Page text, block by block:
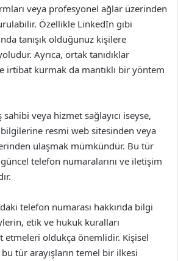
veya profesyonel ağlar üzerinden
Özellikle LinkedIn gibi
tanışık olduğunuz kişilere
Ayrıca, ortak tanıdıklar
irtibat kurmak da mantıklı bir yöntem
veya hizmet sağlayıcı iseyse,
resmi web sitesinden veya
ulaşmak mümkündür. Bu tür
telefon numaralarını ve iletişim
telefon numarası hakkında bilgi
etik ve hukuk kuralları
etmeleri oldukça önemlidir. Kişisel
tür arayışların temel bir ilkesi